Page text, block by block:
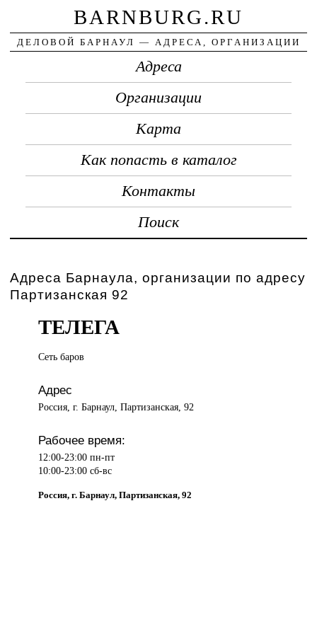
BARNBURG.RU
ДЕЛОВОЙ БАРНАУЛ — АДРЕСА, ОРГАНИЗАЦИИ
Адреса
Организации
Карта
Как попасть в каталог
Контакты
Поиск
Адреса Барнаула, организации по адресу
Партизанская 92
ТЕЛЕГА
Сеть баров
Адрес
Россия, г. Барнаул, Партизанская, 92
Рабочее время:
12:00-23:00 пн-пт
10:00-23:00 сб-вс
Россия, г. Барнаул, Партизанская, 92